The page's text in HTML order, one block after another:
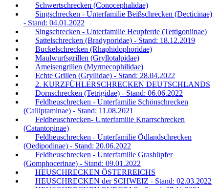
Schwertschrecken (Conocephalidae)
Singschrecken - Unterfamilie Beißschrecken (Decticinae)
- Stand: 04.01.2022
Singschrecken - Unterfamilie Heupferde (Tettigoniinae)
Sattelschrecken (Bradyporidae) - Stand: 18.12.2019
Buckelschrecken (Rhaphidophoridae)
Maulwurfsgrillen (Gryllotalpidae)
Ameisengrillen (Myrmecophilidae)
Echte Grillen (Gryllidae) - Stand: 28.04.2022
2. KURZFÜHLERSCHRECKEN DEUTSCHLANDS
Dornschrecken (Tetrigidae) - Stand: 06.06.2022
Feldheuschrecken - Unterfamilie Schönschrecken
(Calliptaminae) - Stand: 11.08.2021
Feldheuschrecken- Unterfamilie Knarrschrecken
(Catantopinae)
Feldheuschrecken - Unterfamilie Ödlandschrecken
(Oedipodinae) - Stand: 20.06.2022
Feldheuschrecken - Unterfamilie Grashüpfer
(Gomphocerinae) - Stand: 09.01.2022
HEUSCHRECKEN ÖSTERREICHS
HEUSCHRECKEN der SCHWEIZ - Stand: 02.03.2022